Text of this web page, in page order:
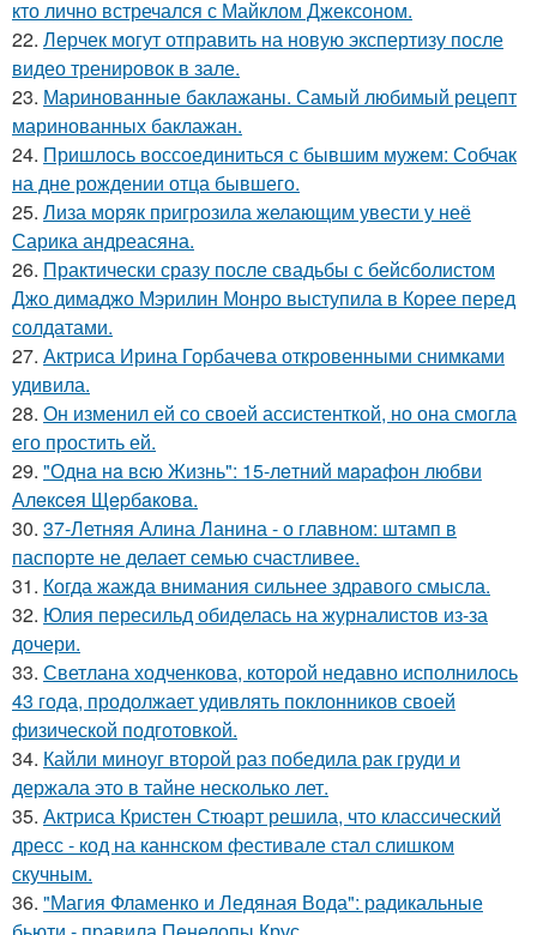
кто лично встречался с Майклом Джексоном.
22. Лерчек могут отправить на новую экспертизу после
видео тренировок в зале.
23. Маринованные баклажаны. Самый любимый рецепт
маринованных баклажан.
24. Пришлось воссоединиться с бывшим мужем: Собчак
на дне рождении отца бывшего.
25. Лиза моряк пригрозила желающим увести у неё
Сарика андреасяна.
26. Практически сразу после свадьбы с бейсболистом
Джо димаджо Мэрилин Монро выступила в Корее перед
солдатами.
27. Актриса Ирина Горбачева откровенными снимками
удивила.
28. Он изменил ей со своей ассистенткой, но она смогла
его простить ей.
29. "Однa нa вcю Жизнь": 15-лeтний мapaфoн любви
Алeкceя Щepбaкoвa.
30. 37-Летняя Алина Ланина - о главном: штамп в
паспорте не делает семью счастливее.
31. Когда жажда внимания сильнее здравого смысла.
32. Юлия пересильд обиделась на журналистов из-за
дочери.
33. Светлана ходченкова, которой недавно исполнилось
43 года, продолжает удивлять поклонников своей
физической подготовкой.
34. Кайли миноуг второй раз победила рак груди и
держала это в тайне несколько лет.
35. Актриса Кристен Стюарт решила, что классический
дресс - код на каннском фестивале стал слишком
скучным.
36. "Магия Фламенко и Ледяная Вода": радикальные